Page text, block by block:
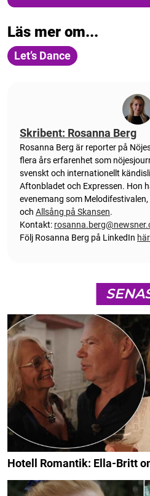
Läs mer om...
Let’s Dance
Skribent: Rosanna Berg
Rosanna Berg är reporter på
flera års erfarenhet som
svenskt och internationellt
Aftonbladet och Expressen. Hon
evenemang som
och Allsång på Skansen.
Kontakt:
Följ Rosanna Berg på LinkedIn
Hotell Romantik: Ella-Britt